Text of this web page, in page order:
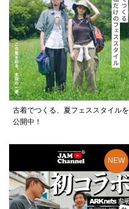
古着でつくる、夏フェススタイルを
公開中！